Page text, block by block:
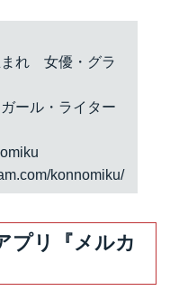
まれ 女優・グラ
ール・ライター
konnomiku/
プリ『メルカ